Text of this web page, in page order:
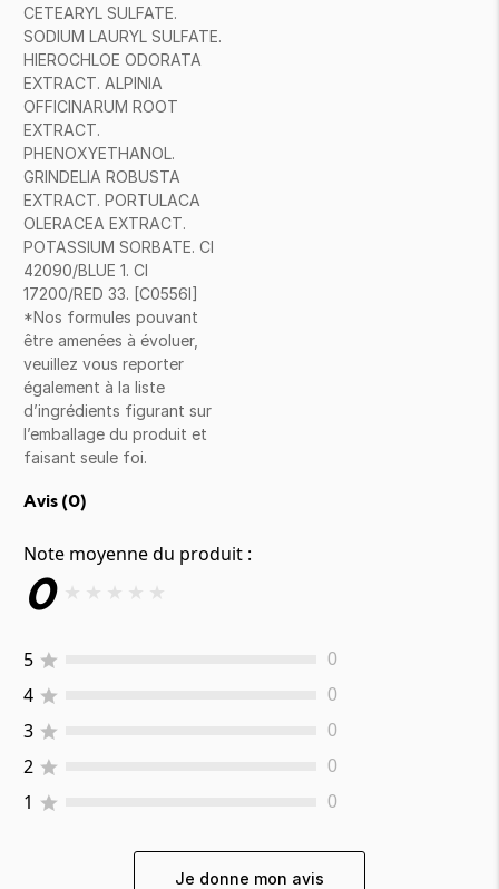
CETEARYL SULFATE.
SODIUM LAURYL SULFATE.
HIEROCHLOE ODORATA
EXTRACT. ALPINIA
OFFICINARUM ROOT
EXTRACT.
PHENOXYETHANOL.
GRINDELIA ROBUSTA
EXTRACT. PORTULACA
OLERACEA EXTRACT.
POTASSIUM SORBATE. CI
42090/BLUE 1. CI
17200/RED 33. [C0556I]
*Nos formules pouvant
être amenées à évoluer,
veuillez vous reporter
également à la liste
d’ingrédients figurant sur
l’emballage du produit et
faisant seule foi.
Avis (0)
Note moyenne du produit :
0 ★ ★ ★ ★ ★
5 0
4 0
3 0
2 0
1 0
Je donne mon avis